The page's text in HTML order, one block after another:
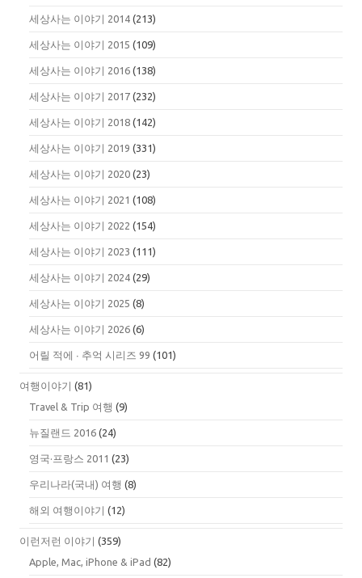
세상사는 이야기 2014 (213)
세상사는 이야기 2015 (109)
세상사는 이야기 2016 (138)
세상사는 이야기 2017 (232)
세상사는 이야기 2018 (142)
세상사는 이야기 2019 (331)
세상사는 이야기 2020 (23)
세상사는 이야기 2021 (108)
세상사는 이야기 2022 (154)
세상사는 이야기 2023 (111)
세상사는 이야기 2024 (29)
세상사는 이야기 2025 (8)
세상사는 이야기 2026 (6)
어릴 적에 ∙ 추억 시리즈 99 (101)
여행이야기 (81)
Travel & Trip 여행 (9)
뉴질랜드 2016 (24)
영국·프랑스 2011 (23)
우리나라(국내) 여행 (8)
해외 여행이야기 (12)
이런저런 이야기 (359)
Apple, Mac, iPhone & iPad (82)